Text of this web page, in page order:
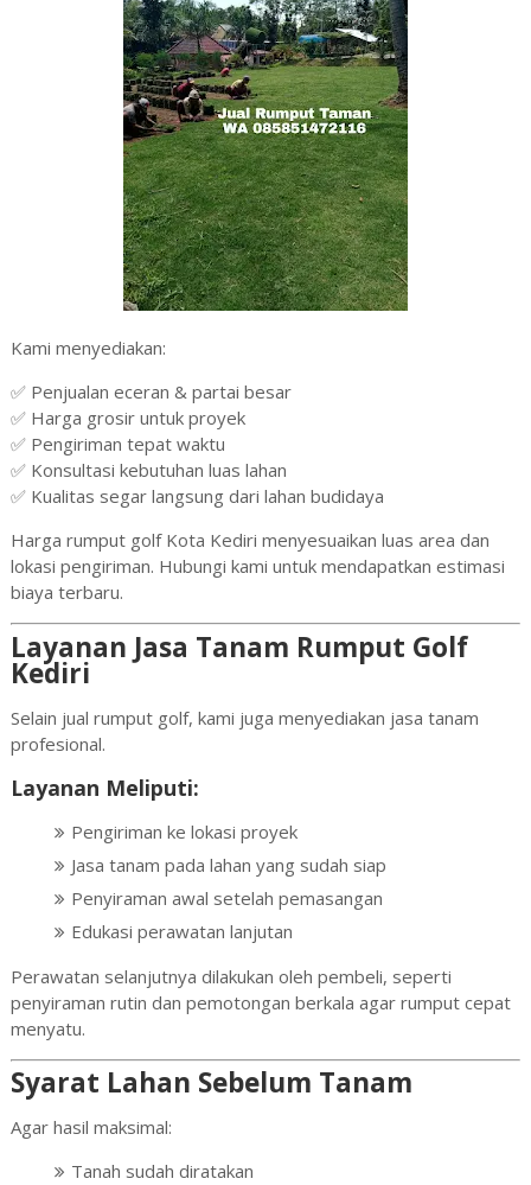
Kami menyediakan:
✅ Penjualan eceran & partai besar
✅ Harga grosir untuk proyek
✅ Pengiriman tepat waktu
✅ Konsultasi kebutuhan luas lahan
✅ Kualitas segar langsung dari lahan budidaya
Harga rumput golf Kota Kediri menyesuaikan luas area dan
lokasi pengiriman. Hubungi kami untuk mendapatkan estimasi
biaya terbaru.
Layanan Jasa Tanam Rumput Golf
Kediri
Selain jual rumput golf, kami juga menyediakan jasa tanam
profesional.
Layanan Meliputi:
Pengiriman ke lokasi proyek
Jasa tanam pada lahan yang sudah siap
Penyiraman awal setelah pemasangan
Edukasi perawatan lanjutan
Perawatan selanjutnya dilakukan oleh pembeli, seperti
penyiraman rutin dan pemotongan berkala agar rumput cepat
menyatu.
Syarat Lahan Sebelum Tanam
Agar hasil maksimal:
Tanah sudah diratakan